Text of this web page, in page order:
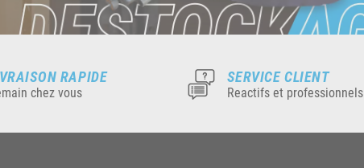
RAPIDE
chez vous
SERVICE CLIENT
Reactifs et professionnels